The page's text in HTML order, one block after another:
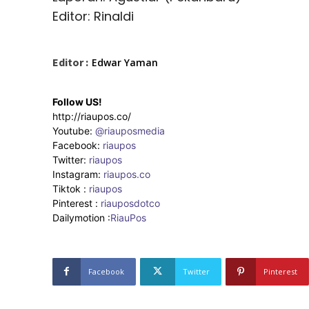
Editor: Rinaldi
Editor : Edwar Yaman
Follow US!
http://riaupos.co/
Youtube: @riauposmedia
Facebook: riaupos
Twitter: riaupos
Instagram: riaupos.co
Tiktok : riaupos
Pinterest : riauposdotco
Dailymotion :RiauPos
Facebook Twitter Pinterest